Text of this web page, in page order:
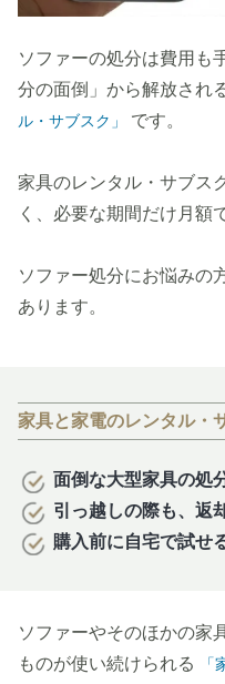
ソファーの処分は費用も
分の面倒」から解放され
ル・サブスク」
です。
家具のレンタル・サブス
く、必要な期間だけ月額
ソファー処分にお悩みの
あります。
家具と家電のレンタル・
面倒な大型家具の処
引っ越しの際も、返
購入前に自宅で試せ
ソファーやそのほかの家
ものが使い続けられる